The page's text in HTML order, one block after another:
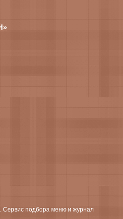
Сервис подбора меню и журнал